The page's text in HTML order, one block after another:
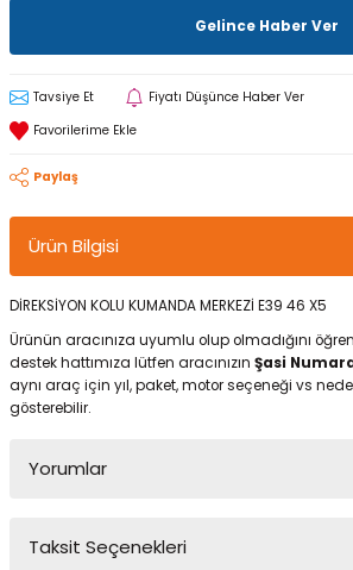
Gelince Haber Ver
Tavsiye Et Fiyatı Düşünce Haber Ver
Paylaş
Ürün Bilgisi
DİREKSİYON KOLU KUMANDA MERKEZİ E39 46 X5
Ürünün aracınıza uyumlu olup olmadığını
destek hattımıza lütfen aracınızın Şasi
aynı araç için yıl, paket, motor seçeneği vs
gösterebilir.
Yorumlar
Taksit Seçenekleri